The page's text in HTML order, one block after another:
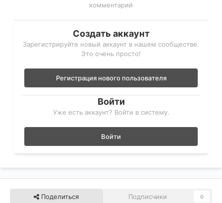
комментарий
Создать аккаунт
Зарегистрируйте новый аккаунт в нашем сообществе.
Это очень просто!
Регистрация нового пользователя
Войти
Уже есть аккаунт? Войти в систему.
Войти
Поделиться Подписчики 0